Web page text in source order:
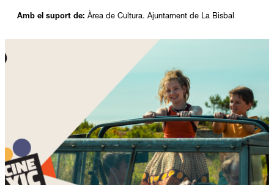
Amb el suport de: Àrea de Cultura. Ajuntament de La Bisbal